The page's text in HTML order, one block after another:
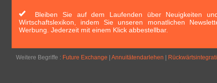
Bleiben Sie auf dem Laufenden über Neuigkeiten
Wirtschaftslexikon, indem Sie unseren monatlichen
Werbung. Jederzeit mit einem Klick abbestellbar.
Weitere Begriffe : Future Exchange Annuitätendarlehen